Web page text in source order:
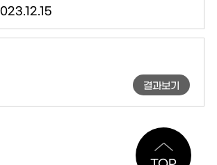
결과보기
TOP